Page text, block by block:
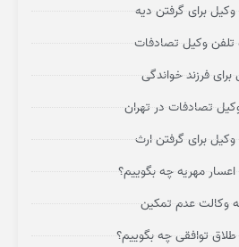
وکیل برای گرفتن دیه
تلفن وکیل تصادفات
فرزند خواندگی
تصادفات در تهران
وکیل برای گرفتن ارث
اعسار مهریه چه بگوییم؟
وکالت عدم تمکین
طلاق توافقی چه بگوییم؟